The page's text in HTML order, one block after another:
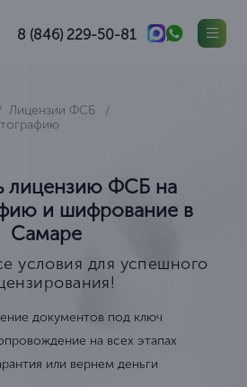
8 (846) 229-50-81
Лицензии ФСБ
лицензию ФСБ на
и шифрование в
Самаре
условия для успешного
документов под ключ
на всех этапах
или вернем деньги